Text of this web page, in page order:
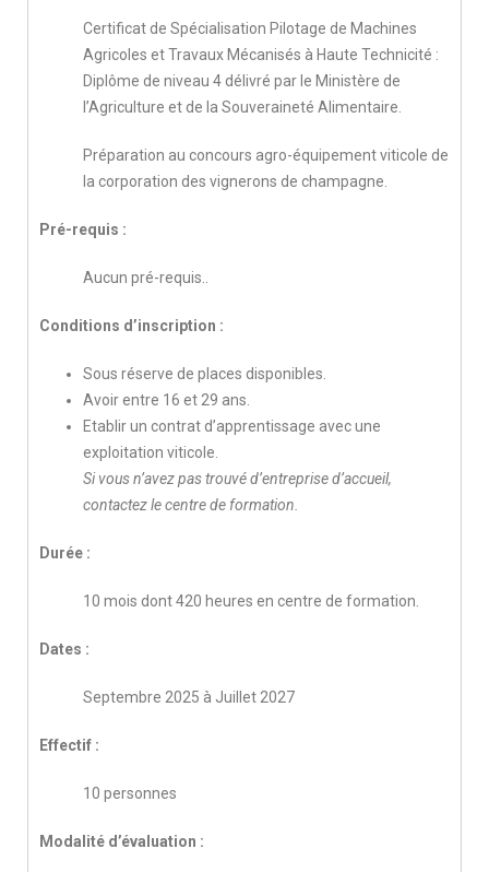
Certificat de Spécialisation Pilotage de Machines
Agricoles et Travaux Mécanisés à Haute Technicité :
Diplôme de niveau 4 délivré par le Ministère de
l’Agriculture et de la Souveraineté Alimentaire.
Préparation au concours agro-équipement viticole de
la corporation des vignerons de champagne.
Pré-requis :
Aucun pré-requis..
Conditions d’inscription :
Sous réserve de places disponibles.
Avoir entre 16 et 29 ans.
Etablir un contrat d’apprentissage avec une
exploitation viticole.
Si vous n’avez pas trouvé d’entreprise d’accueil,
contactez le centre de formation.
Durée :
10 mois dont 420 heures en centre de formation.
Dates :
Septembre 2025 à Juillet 2027
Effectif :
10 personnes
Modalité d’évaluation :